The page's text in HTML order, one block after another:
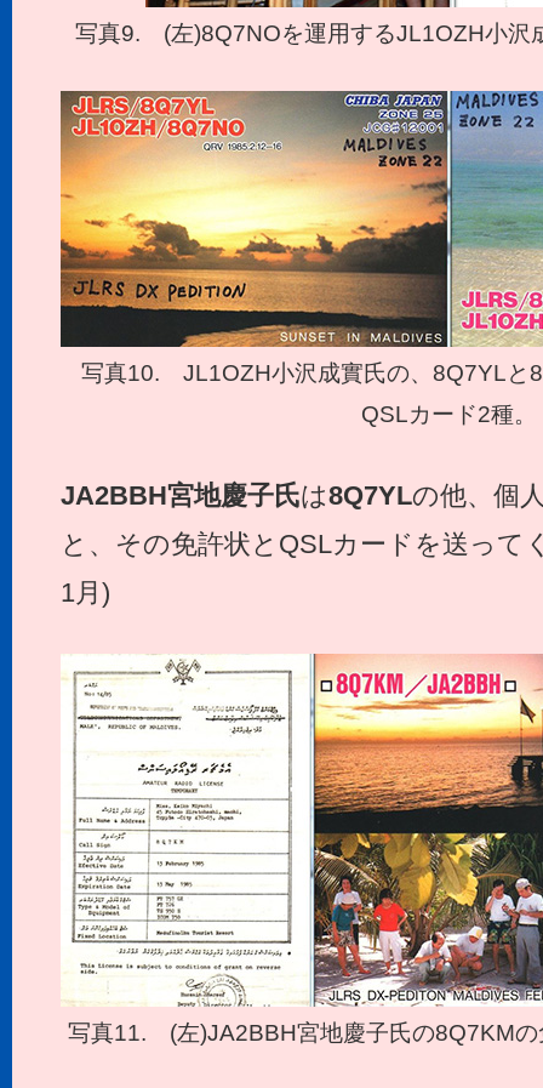
写真9. (左)8Q7NOを運用するJL1OZH小沢
写真10. JL1OZH小沢成實氏の、8Q7YLと
QSLカード2種。
JA2BBH宮地慶子氏は8Q7YLの他、個
と、その免許状とQSLカードを送って
1月)
写真11. (左)JA2BBH宮地慶子氏の8Q7KMの